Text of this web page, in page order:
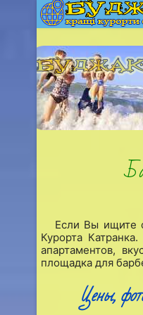
Если Вы ищите
Курорта
апартаментов,
площадка для
Цены,